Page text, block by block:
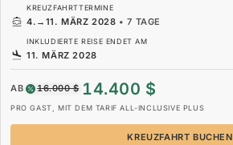
KREUZFAHRTTERMINE
4. → 11. MÄRZ 2028 •7 TAGE
INKLUDIERTE REISE ENDET AM
11. MÄRZ 2028
AB 16.000 $ 14.400 $
PRO GAST, MIT DEM TARIF ALL-INCLUSIVE PLUS
KREUZFAHRT BUCHEN